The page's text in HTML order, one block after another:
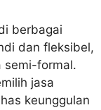
berbagai
dan fleksibel,
semi-formal.
jasa
keunggulan